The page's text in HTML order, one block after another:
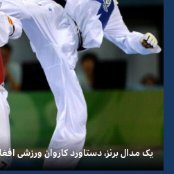
یک مدال برنز، دستاورد کاروان ورزشی